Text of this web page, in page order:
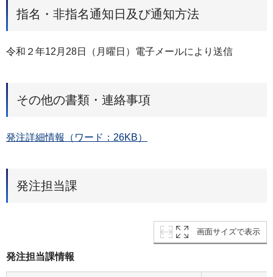
指名・非指名通知日及び通知方法
令和２年12月28日（月曜日）電子メールにより送信
その他の書類・連絡事項
発注詳細情報（ワード：26KB）
発注担当課
画面サイズで表示
発注担当課情報